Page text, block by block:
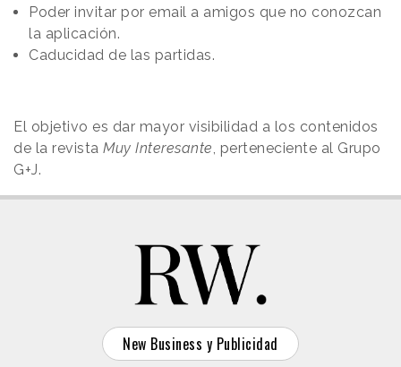
Poder invitar por email a amigos que no conozcan
la aplicación.
Caducidad de las partidas.
El objetivo es dar mayor visibilidad a los contenidos
de la revista Muy Interesante, perteneciente al Grupo
G+J.
New Business y Publicidad